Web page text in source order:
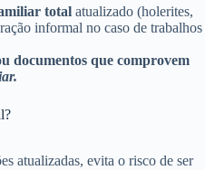
total atualizado (holerites,
informal no caso de trabalhos
documentos que comprovem
atualizadas, evita o risco de ser